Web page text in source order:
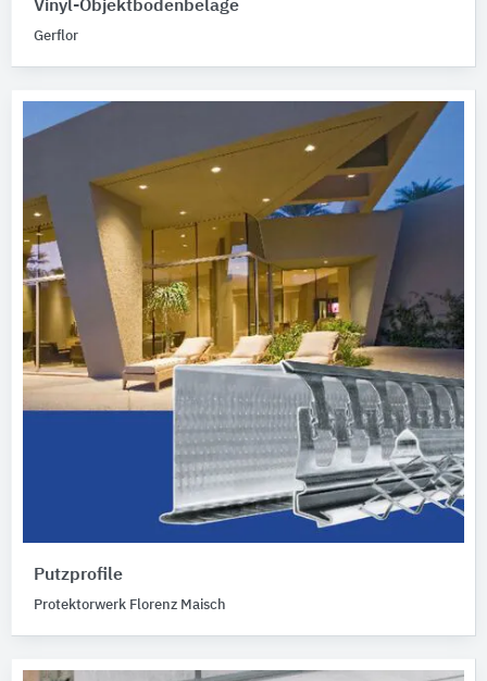
Vinyl-Objektbodenbeläge
Gerflor
Putzprofile
Protektorwerk Florenz Maisch